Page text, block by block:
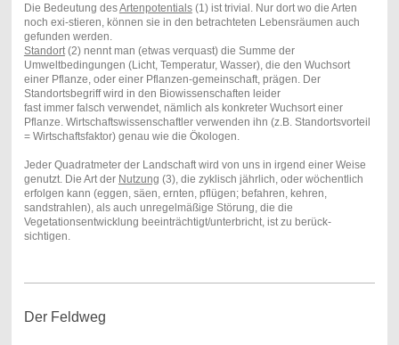
Die Bedeutung desArtenpotentials(1) ist trivial. Nur dort wo die Arten
noch exi-stieren, können sie in den betrachteten Lebensräumen auch
gefunden werden.
Standort(2) nennt man (etwas verquast) die Summe der
Umweltbedingungen (Licht, Temperatur, Wasser), die den Wuchsort
einer Pflanze, oder einer Pflanzen-gemeinschaft, prägen. Der
Standortsbegriff wird in den Biowissenschaften leider
fast immer falsch verwendet, nämlich als konkreter Wuchsort einer
Pflanze. Wirtschaftswissenschaftler verwenden ihn (z.B. Standortsvorteil
= Wirtschaftsfaktor) genau wie die Ökologen.
Jeder Quadratmeter der Landschaft wird von uns in irgend einer Weise
genutzt. Die Art der Nutzung (3), die zyklisch jährlich, oder wöchentlich
erfolgen kann (eggen, säen, ernten, pflügen; befahren, kehren,
sandstrahlen), als auch unregelmäßige Störung, die die
Vegetationsentwicklung beeinträchtigt/unterbricht, ist zu berück-
sichtigen.
Der Feldweg